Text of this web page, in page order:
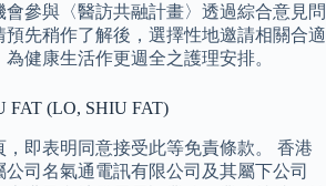
參與〈醫訪共融計畫〉透過綜合意見問
先稍作了解後，選擇性地邀請相關合適
健康生活作更週全之護理安排。
FAT (LO, SHIU FAT)
即表明同意接受此等免責條款。 香港
司名氣通電訊有限公司及其屬下公司